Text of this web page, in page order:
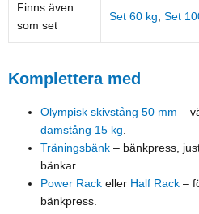
Finns även
som set
Set 60 kg Set
Komplettera med
Olympisk skivstång 50 mm –
damstång 15 kg
Träningsbänk – bänkpress,
bänkar.
Power Rack eller Half Rack –
bänkpress.